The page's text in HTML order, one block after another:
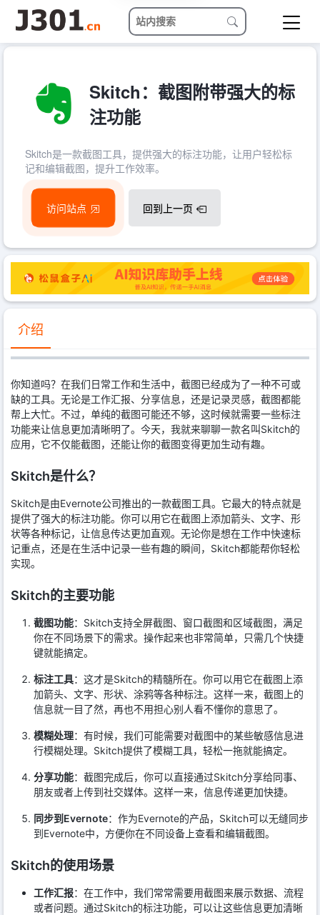
Skitch：截图附带强大的标
注功能
Skitch是一款截图工具，提供强大的标注功能，让用户轻松标
记和编辑截图，提升工作效率。
访问站点 回到上一页
介绍
你知道吗？在我们日常工作和生活中，截图已经成为了一种不可或
缺的工具。无论是工作汇报、分享信息，还是记录灵感，截图都能
帮上大忙。不过，单纯的截图可能还不够，这时候就需要一些标注
功能来让信息更加清晰明了。今天，我就来聊聊一款名叫Skitch的
应用，它不仅能截图，还能让你的截图变得更加生动有趣。
Skitch是什么？
Skitch是由Evernote公司推出的一款截图工具。它最大的特点就是
提供了强大的标注功能。你可以用它在截图上添加箭头、文字、形
状等各种标记，让信息传达更加直观。无论你是想在工作中快速标
记重点，还是在生活中记录一些有趣的瞬间，Skitch都能帮你轻松
实现。
Skitch的主要功能
截图功能：Skitch支持全屏截图、窗口截图和区域截图，满足
你在不同场景下的需求。操作起来也非常简单，只需几个快捷
键就能搞定。
标注工具：这才是Skitch的精髓所在。你可以用它在截图上添
加箭头、文字、形状、涂鸦等各种标注。这样一来，截图上的
信息就一目了然，再也不用担心别人看不懂你的意思了。
模糊处理：有时候，我们可能需要对截图中的某些敏感信息进
行模糊处理。Skitch提供了模糊工具，轻松一拖就能搞定。
分享功能：截图完成后，你可以直接通过Skitch分享给同事、
朋友或者上传到社交媒体。这样一来，信息传递更加快捷。
同步到Evernote：作为Evernote的产品，Skitch可以无缝同步
到Evernote中，方便你在不同设备上查看和编辑截图。
Skitch的使用场景
工作汇报：在工作中，我们常常需要用截图来展示数据、流程
或者问题。通过Skitch的标注功能，可以让这些信息更加清晰